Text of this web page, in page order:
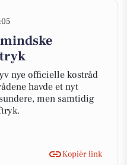
nye officielle kostråd
havde et nyt
men samtidig
Kopiér link